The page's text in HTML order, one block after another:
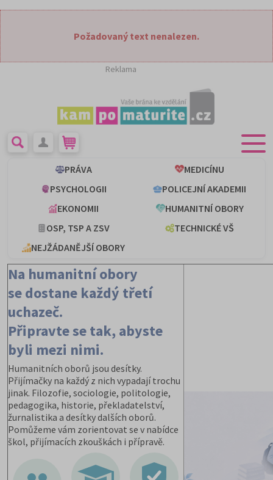
Požadovaný text nenalezen.
Reklama
PRÁVA
MEDICÍNU
PSYCHOLOGII
POLICEJNÍ AKADEMII
EKONOMII
HUMANITNÍ OBORY
OSP, TSP A ZSV
TECHNICKÉ VŠ
NEJŽÁDANĚJŠÍ OBORY
Na humanitní obory
se dostane každý třetí
uchazeč.
Připravte se tak, abyste
byli mezi nimi.
Humanitních oborů jsou desítky.
Přijímačky na každý z nich vypadají trochu
jinak. Filozofie, sociologie, politologie,
pedagogika, historie, překladatelství,
žurnalistika a desítky dalších oborů.
Pomůžeme vám zorientovat se v nabídce
škol, přijímacích zkouškách i přípravě.